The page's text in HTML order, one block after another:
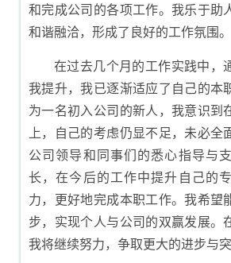
和完成公司的各项工作。我乐于助
和谐融洽，形成了良好的工作氛围。
在过去几个月的工作实践中，
我提升，我已逐渐适应了自己的本
为一名初入公司的新人，我意识到
上，自己的考虑仍显不足，未必全
公司领导和同事们的悉心指导与
长，在今后的工作中提升自己的
力，更好地完成本职工作。我希望
步，实现个人与公司的双赢发展。
我将继续努力，争取更大的进步与突